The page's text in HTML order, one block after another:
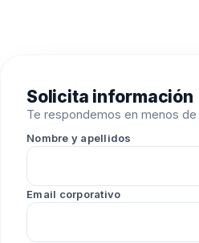
Solicita información
Te respondemos en menos
Nombre y apellidos
Email corporativo